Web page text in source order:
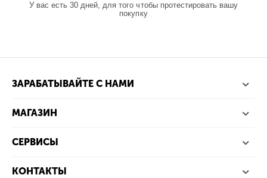
У вас есть 30 дней, для того чтобы протестировать вашу
покупку
ЗАРАБАТЫВАЙТЕ С НАМИ
МАГАЗИН
СЕРВИСЫ
КОНТАКТЫ